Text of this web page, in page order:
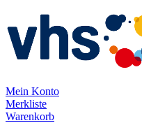
Mein Konto
Merkliste
Warenkorb